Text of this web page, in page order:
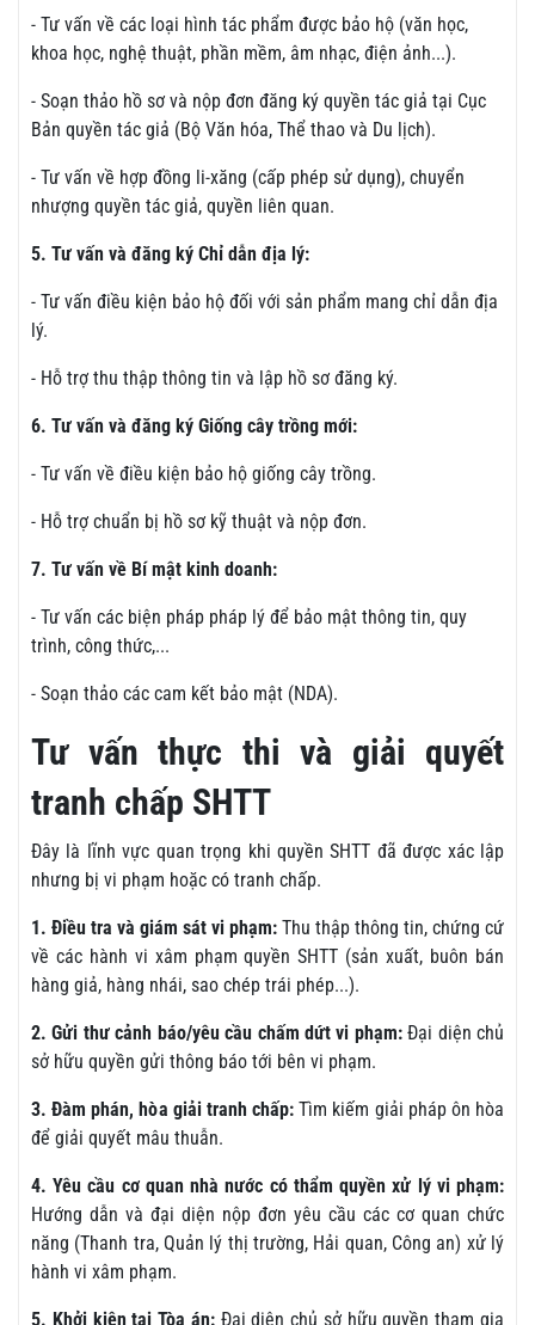
- Tư vấn về các loại hình tác phẩm được bảo hộ (văn học,
khoa học, nghệ thuật, phần mềm, âm nhạc, điện ảnh...).
- Soạn thảo hồ sơ và nộp đơn đăng ký quyền tác giả tại Cục
Bản quyền tác giả (Bộ Văn hóa, Thể thao và Du lịch).
- Tư vấn về hợp đồng li-xăng (cấp phép sử dụng), chuyển
nhượng quyền tác giả, quyền liên quan.
5. Tư vấn và đăng ký Chỉ dẫn địa lý:
- Tư vấn điều kiện bảo hộ đối với sản phẩm mang chỉ dẫn địa
lý.
- Hỗ trợ thu thập thông tin và lập hồ sơ đăng ký.
6. Tư vấn và đăng ký Giống cây trồng mới:
- Tư vấn về điều kiện bảo hộ giống cây trồng.
- Hỗ trợ chuẩn bị hồ sơ kỹ thuật và nộp đơn.
7. Tư vấn về Bí mật kinh doanh:
- Tư vấn các biện pháp pháp lý để bảo mật thông tin, quy
trình, công thức,...
- Soạn thảo các cam kết bảo mật (NDA).
Tư vấn thực thi và giải quyết
tranh chấp SHTT
Đây là lĩnh vực quan trọng khi quyền SHTT đã được xác lập
nhưng bị vi phạm hoặc có tranh chấp.
1. Điều tra và giám sát vi phạm: Thu thập thông tin, chứng cứ
về các hành vi xâm phạm quyền SHTT (sản xuất, buôn bán
hàng giả, hàng nhái, sao chép trái phép...).
2. Gửi thư cảnh báo/yêu cầu chấm dứt vi phạm:Đại diện chủ
sở hữu quyền gửi thông báo tới bên vi phạm.
3. Đàm phán, hòa giải tranh chấp: Tìm kiếm giải pháp ôn hòa
để giải quyết mâu thuẫn.
4. Yêu cầu cơ quan nhà nước có thẩm quyền xử lý vi phạm:
Hướng dẫn và đại diện nộp đơn yêu cầu các cơ quan chức
năng (Thanh tra, Quản lý thị trường, Hải quan, Công an) xử lý
hành vi xâm phạm.
5. Khởi kiện tại Tòa án:Đại diện chủ sở hữu quyền tham gia